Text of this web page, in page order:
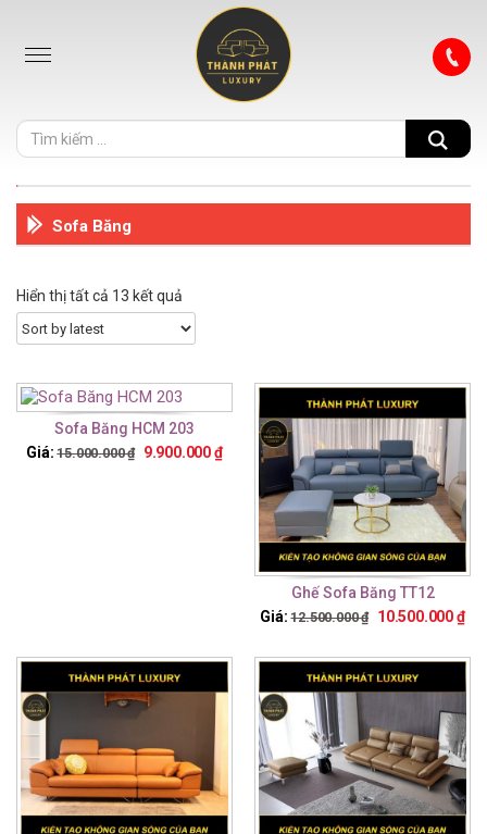
Sofa Băng
Hiển thị tất cả 13 kết quả
Sofa Băng HCM 203
Giá: 15.000.000₫ 9.900.000₫
Ghế Sofa Băng TT12
Giá: 12.500.000₫ 10.500.000₫